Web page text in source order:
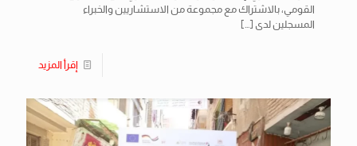
القومي، بالاشتراك مع مجموعة من الاستشاريين والخبراء
المسجلين لدى […]
إقرأ المزيد